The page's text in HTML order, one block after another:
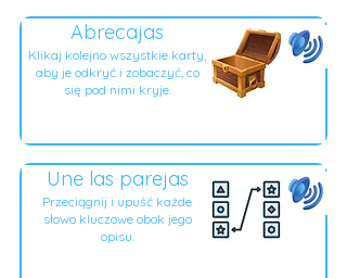
Abrecajas
Klikaj kolejno wszystkie karty,
aby je odkryć i zobaczyć, co
się pod nimi kryje.
Une las parejas
Przeciągnij i upuść każde
słowo kluczowe obok jego
opisu.